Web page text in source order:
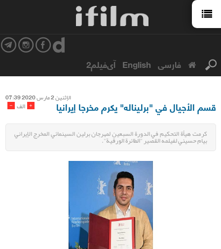
فارسی English آی‌فیلم2
الإثنین 2 مارس 2020 07:39
- الف + قسم الأجيال في "برليناله" يكرم مخرجا إيرانيا
كرمت هيأة التحكيم في الدورة السبعين لمهرجان برلين السينمائي المخرج الإيراني
بيام حسيني لفيلمه القصير "الطائرة الورقية".